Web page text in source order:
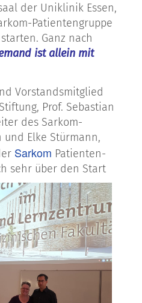
der Uniklinik Essen,
Patientengruppe
Ganz nach
ist allein mit
Vorstandsmitglied
Prof. Sebastian
des Sarkom-
und Elke Stürmann,
Sarkom Patienten-
sehr über den Start